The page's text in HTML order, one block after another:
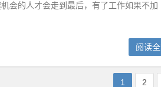
会的人才会走到最后，有了工作如果不加
阅读
1 2